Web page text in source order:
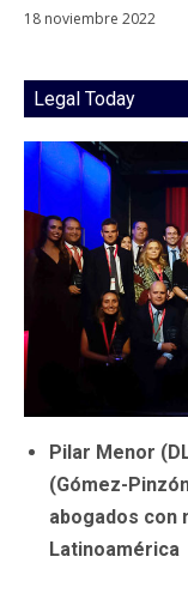
18 noviembre 2022
Legal Today
Pilar Menor
(Gómez-
abogados con
Latinoamérica